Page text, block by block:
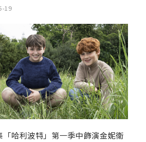
19
「哈利波特」第一季中飾演金妮衛